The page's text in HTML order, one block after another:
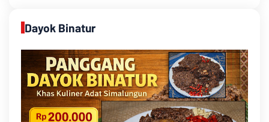
Dayok Binatur